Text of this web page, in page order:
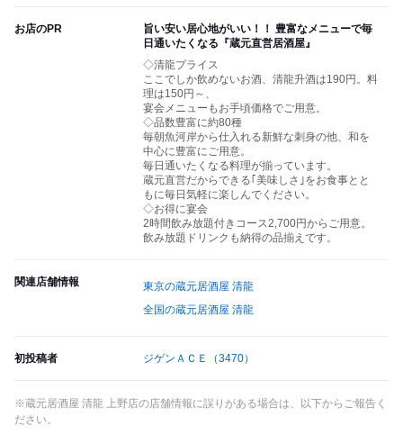
お店のPR
旨い安い居心地がいい！！ 豊富なメニューで毎
日通いたくなる『蔵元直営居酒屋』
◇清龍プライス
ここでしか飲めないお酒、清龍升酒は190円。料
理は150円～、
宴会メニューもお手頃価格でご用意。
◇品数豊富に約80種
毎朝魚河岸から仕入れる新鮮な刺身の他、和を
中心に豊富にご用意。
毎日通いたくなる料理が揃っています。
蔵元直営だからできる｢美味しさ｣をお食事とと
もに毎日気軽に楽しんでください。
◇お得に宴会
2時間飲み放題付きコース2,700円からご用意。
飲み放題ドリンクも納得の品揃えです。
関連店舗情報
東京の蔵元居酒屋 清龍
全国の蔵元居酒屋 清龍
初投稿者 ジゲンＡＣＥ （3470）
※蔵元居酒屋 清龍 上野店の店舗情報に誤りがある場合は、以下からご報告く
ださい。